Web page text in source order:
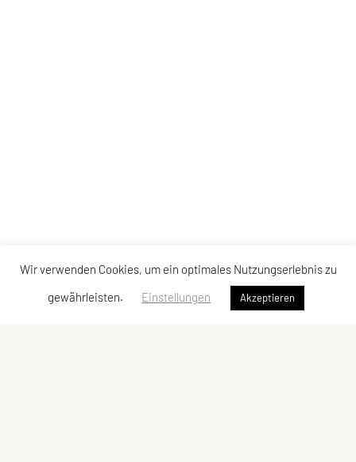
Wir verwenden Cookies, um ein optimales Nutzungserlebnis zu
gewährleisten.
Einstellungen Akzeptieren